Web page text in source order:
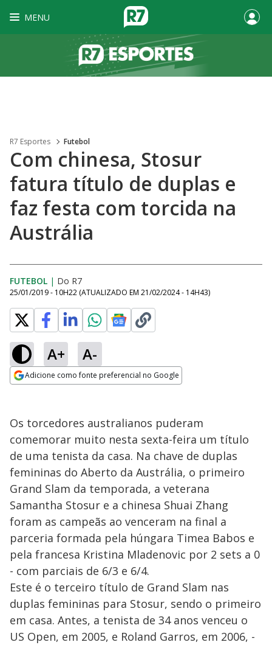
MENU
R7 Esportes Futebol
Com chinesa, Stosur
fatura título de duplas e
faz festa com torcida na
Austrália
FUTEBOL | Do R7
25/01/2019 - 10H22 (ATUALIZADO EM 21/02/2024 - 14H43)
A+ A-
Adicione como fonte preferencial no Google
Os torcedores australianos puderam
comemorar muito nesta sexta-feira um título
de uma tenista da casa. Na chave de duplas
femininas do Aberto da Austrália, o primeiro
Grand Slam da temporada, a veterana
Samantha Stosur e a chinesa Shuai Zhang
foram as campeãs ao venceram na final a
parceria formada pela húngara Timea Babos e
pela francesa Kristina Mladenovic por 2 sets a 0
- com parciais de 6/3 e 6/4.
Este é o terceiro título de Grand Slam nas
duplas femininas para Stosur, sendo o primeiro
em casa. Antes, a tenista de 34 anos venceu o
US Open, em 2005, e Roland Garros, em 2006, -